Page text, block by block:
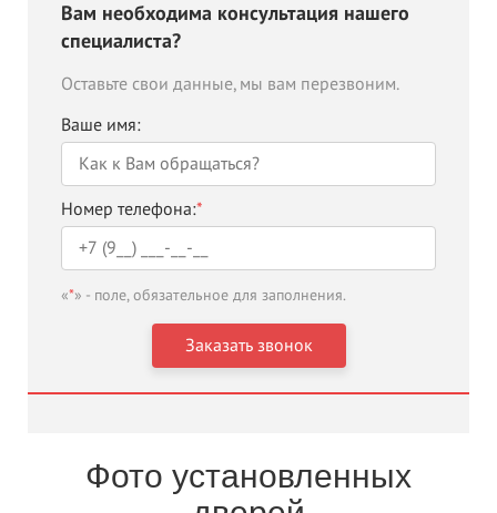
Вам необходима консультация нашего
специалиста?
Оставьте свои данные, мы вам перезвоним.
Ваше имя:
Номер телефона:*
«*» - поле, обязательное для заполнения.
Фото установленных